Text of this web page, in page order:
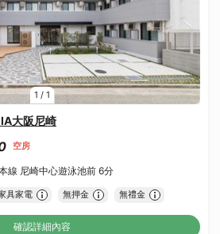
1 / 1
大阪尼崎
空房
線 尼崎中心遊泳池前 6分
具家電 無押金 無禮金
確認詳細內容